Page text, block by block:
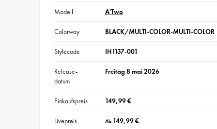
Modell A'Two
Colorway BLACK/MULTI-COLOR-MULTI-COLOR
Stylecode IH1137-001
Release-
datum
Freitag 8 mai 2026
Einkaufspreis 149,99 €
Livepreis Ab149,99 €